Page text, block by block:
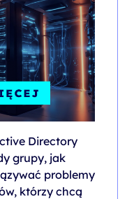
Directory
grupy, jak
problemy
którzy chcą